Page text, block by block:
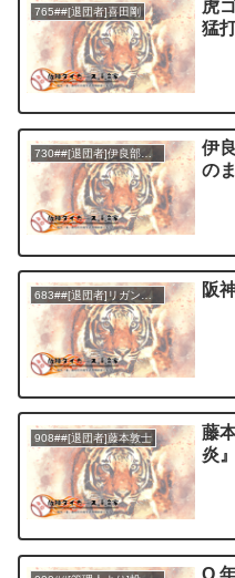
765##[退団者]喜田剛
虎
猛
730##[退団者]伊良部秀輝
伊
の
683##[退団者]リガン／ジェロッド 阪
908##[退団者]藤本敦士
藤
炎
Q.